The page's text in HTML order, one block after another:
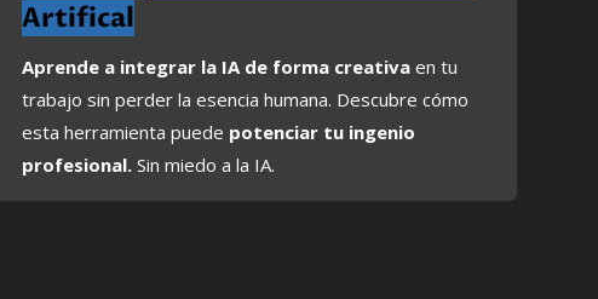
Artifical
Aprende a integrar la IA de forma creativa en tu
trabajo sin perder la esencia humana. Descubre cómo
esta herramienta puede potenciar tu ingenio
profesional. Sin miedo a la IA.